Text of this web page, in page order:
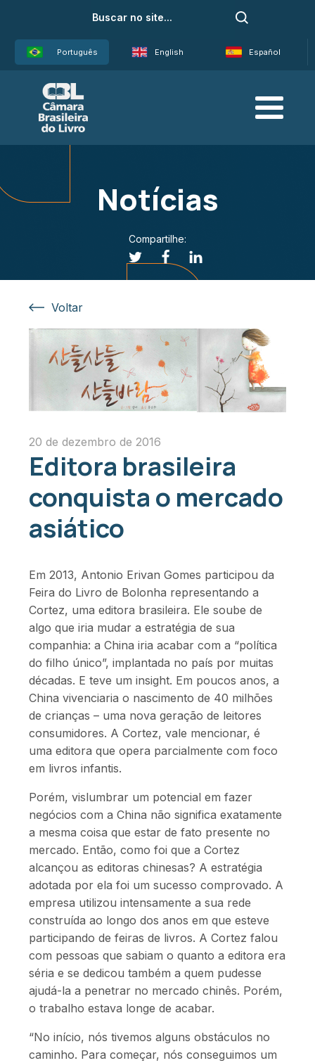
Português English Español
Notícias
Compartilhe:
Voltar
20 de dezembro de 2016
Editora brasileira
conquista o mercado
asiático
Em 2013, Antonio Erivan Gomes participou da
Feira do Livro de Bolonha representando a
Cortez, uma editora brasileira. Ele soube de
algo que iria mudar a estratégia de sua
companhia: a China iria acabar com a “política
do filho único”, implantada no país por muitas
décadas. E teve um insight. Em poucos anos, a
China vivenciaria o nascimento de 40 milhões
de crianças – uma nova geração de leitores
consumidores. A Cortez, vale mencionar, é
uma editora que opera parcialmente com foco
em livros infantis.
Porém, vislumbrar um potencial em fazer
negócios com a China não significa exatamente
a mesma coisa que estar de fato presente no
mercado. Então, como foi que a Cortez
alcançou as editoras chinesas? A estratégia
adotada por ela foi um sucesso comprovado. A
empresa utilizou intensamente a sua rede
construída ao longo dos anos em que esteve
participando de feiras de livros. A Cortez falou
com pessoas que sabiam o quanto a editora era
séria e se dedicou também a quem pudesse
ajudá-la a penetrar no mercado chinês. Porém,
o trabalho estava longe de acabar.
“No início, nós tivemos alguns obstáculos no
caminho. Para começar, nós conseguimos um